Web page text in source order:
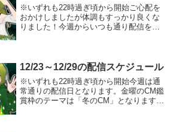
※いずれも22時過ぎ頃から開始ご心配を
おかけしましたが体調もすっかり良くな
りました！今週からいつも通り配信を再
定です。
12/23～12/29の配信スケジュール
※いずれも22時過ぎ頃から開始今週は通
常通りの配信日となります。金曜のCM鑑
賞枠のテーマは「冬のCM」となります。